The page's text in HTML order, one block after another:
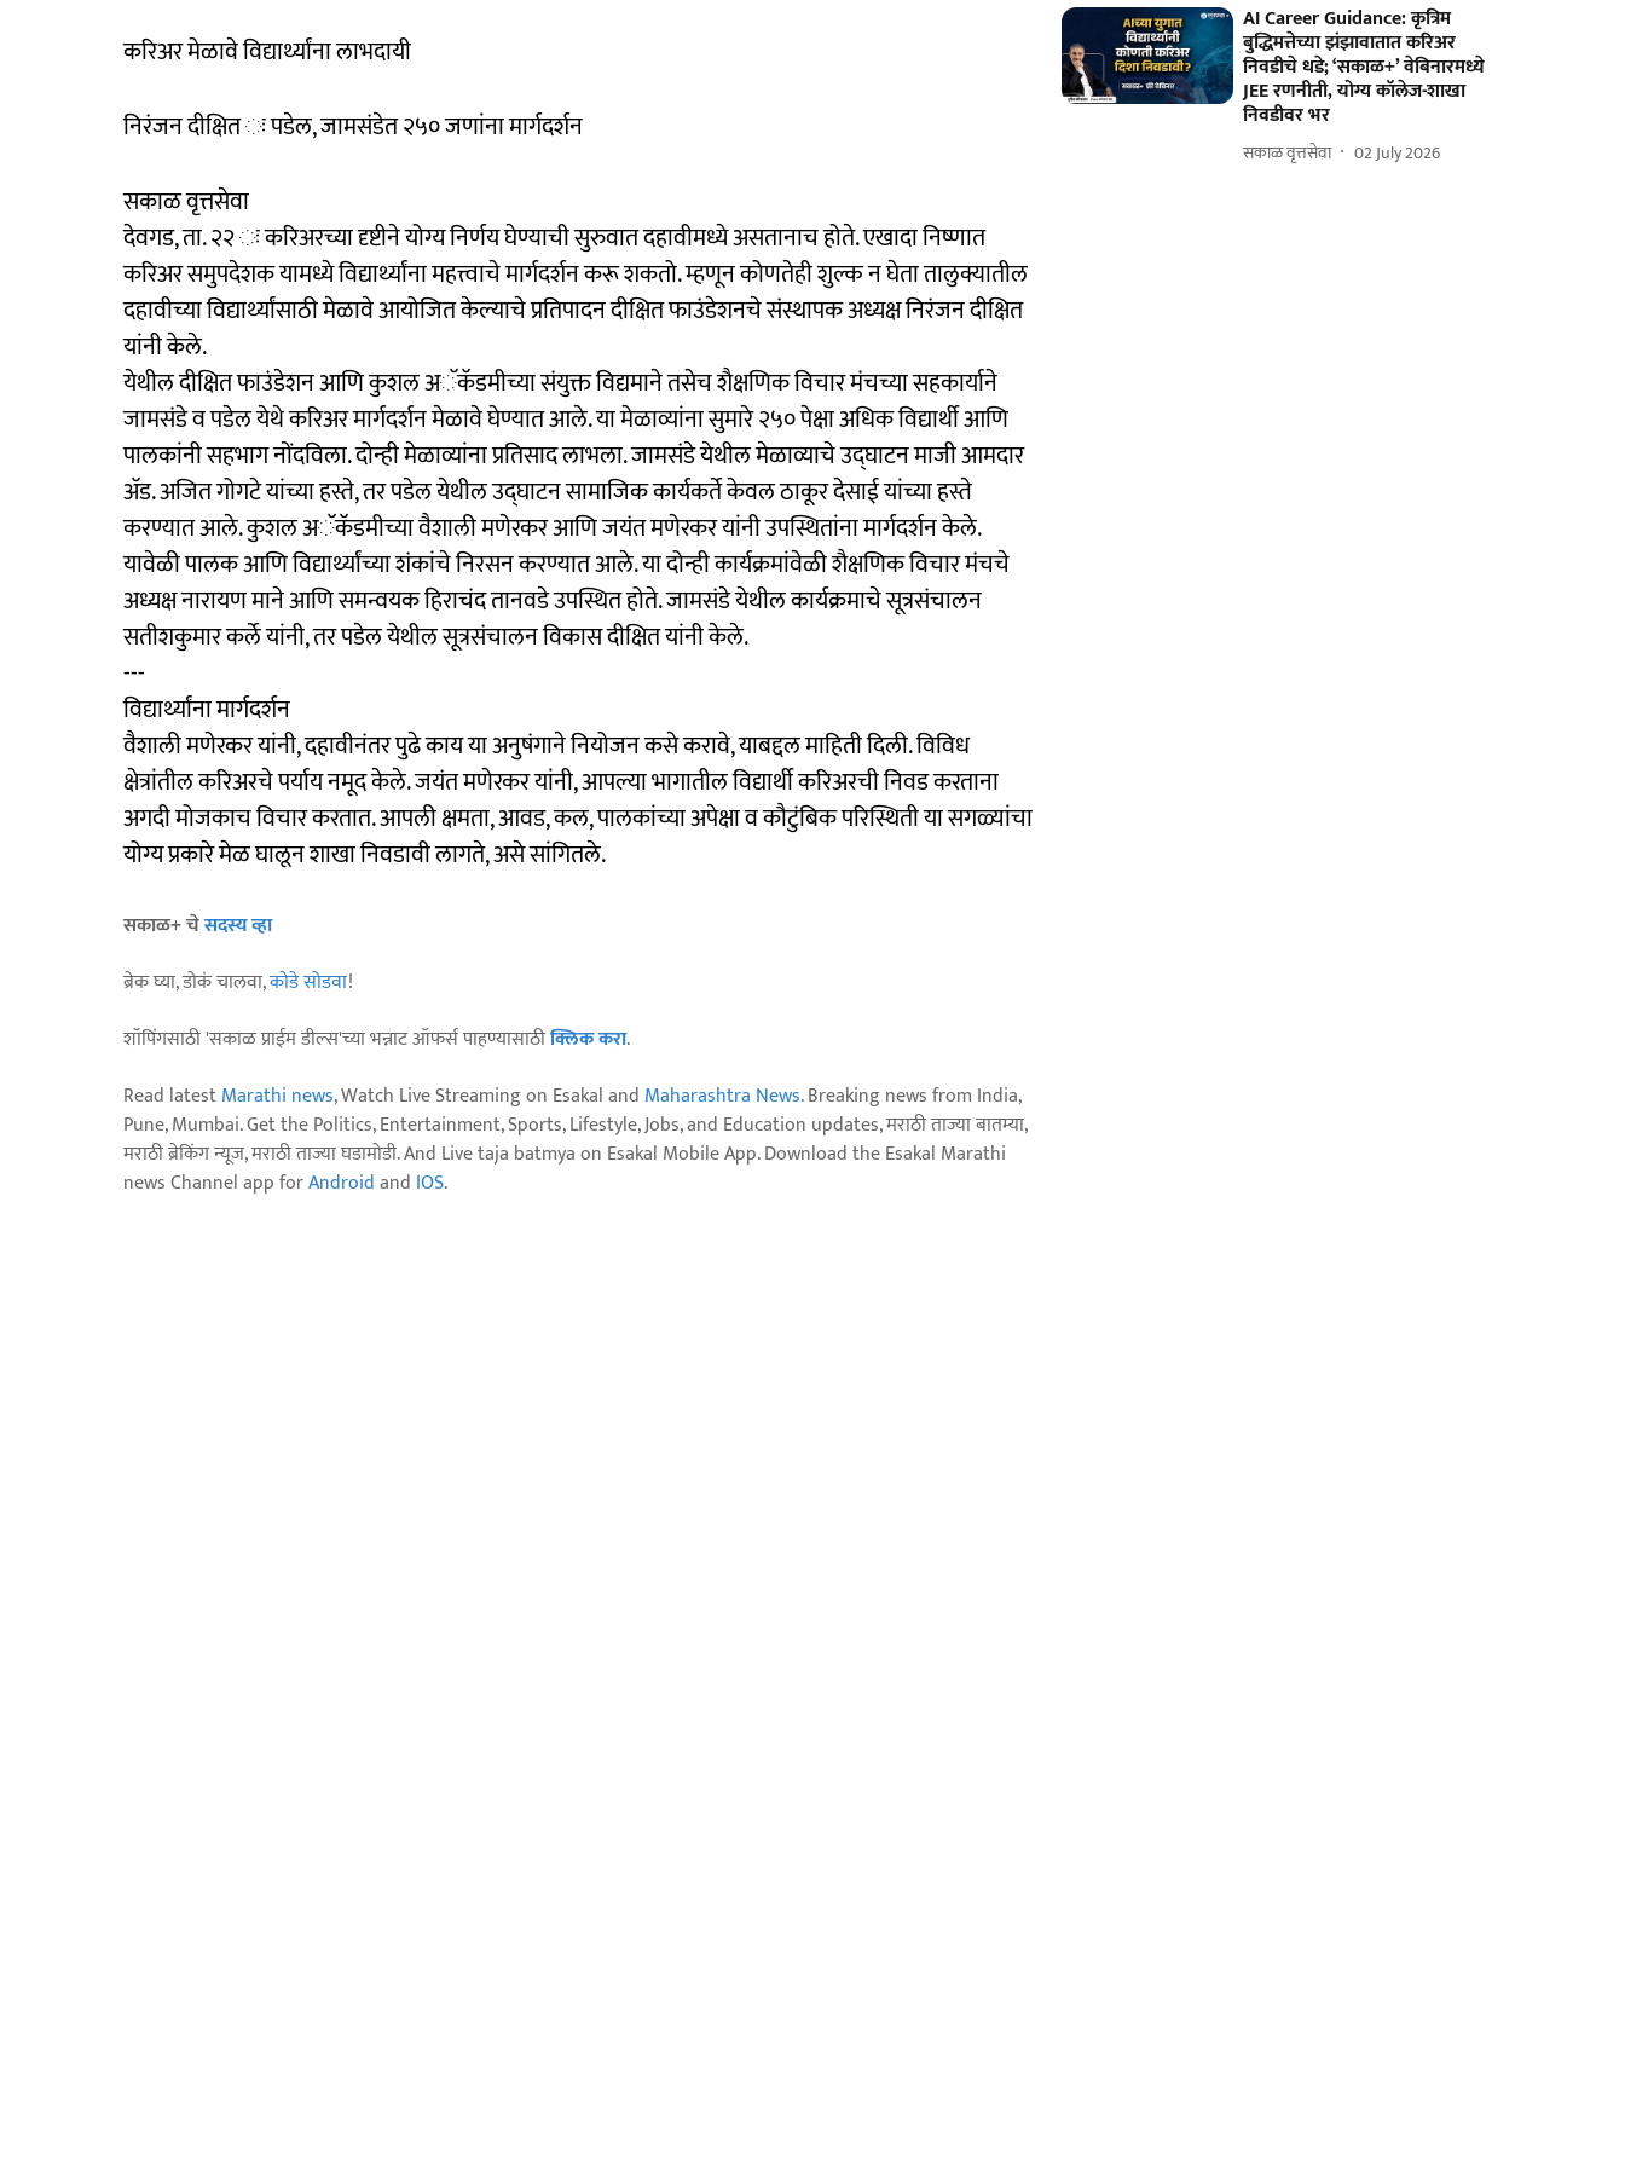
करिअर मेळावे विद्यार्थ्यांना लाभदायी
निरंजन दीक्षित ः पडेल, जामसंडेत २५० जणांना मार्गदर्शन
सकाळ वृत्तसेवा
देवगड, ता. २२ ः करिअरच्या दृष्टीने योग्य निर्णय घेण्याची सुरुवात दहावीमध्ये असतानाच होते. एखादा निष्णात
करिअर समुपदेशक यामध्ये विद्यार्थ्यांना महत्त्वाचे मार्गदर्शन करू शकतो. म्हणून कोणतेही शुल्क न घेता तालुक्यातील
दहावीच्या विद्यार्थ्यांसाठी मेळावे आयोजित केल्याचे प्रतिपादन दीक्षित फाउंडेशनचे संस्थापक अध्यक्ष निरंजन दीक्षित
यांनी केले.
येथील दीक्षित फाउंडेशन आणि कुशल अॅकॅडमीच्या संयुक्त विद्यमाने तसेच शैक्षणिक विचार मंचच्या सहकार्याने
जामसंडे व पडेल येथे करिअर मार्गदर्शन मेळावे घेण्यात आले. या मेळाव्यांना सुमारे २५० पेक्षा अधिक विद्यार्थी आणि
पालकांनी सहभाग नोंदविला. दोन्ही मेळाव्यांना प्रतिसाद लाभला. जामसंडे येथील मेळाव्याचे उद्‍घाटन माजी आमदार
अ‍ॅड. अजित गोगटे यांच्या हस्ते, तर पडेल येथील उद्‍घाटन सामाजिक कार्यकर्ते केवल ठाकूर देसाई यांच्या हस्ते
करण्यात आले. कुशल अॅकॅडमीच्या वैशाली मणेरकर आणि जयंत मणेरकर यांनी उपस्थितांना मार्गदर्शन केले.
यावेळी पालक आणि विद्यार्थ्यांच्या शंकांचे निरसन करण्यात आले. या दोन्ही कार्यक्रमांवेळी शैक्षणिक विचार मंचचे
अध्यक्ष नारायण माने आणि समन्वयक हिराचंद तानवडे उपस्थित होते. जामसंडे येथील कार्यक्रमाचे सूत्रसंचालन
सतीशकुमार कर्ले यांनी, तर पडेल येथील सूत्रसंचालन विकास दीक्षित यांनी केले.
---
विद्यार्थ्यांना मार्गदर्शन
वैशाली मणेरकर यांनी, दहावीनंतर पुढे काय या अनुषंगाने नियोजन कसे करावे, याबद्दल माहिती दिली. विविध
क्षेत्रांतील करिअरचे पर्याय नमूद केले. जयंत मणेरकर यांनी, आपल्या भागातील विद्यार्थी करिअरची निवड करताना
अगदी मोजकाच विचार करतात. आपली क्षमता, आवड, कल, पालकांच्या अपेक्षा व कौटुंबिक परिस्थिती या सगळ्यांचा
योग्य प्रकारे मेळ घालून शाखा निवडावी लागते, असे सांगितले.
सकाळ+ चेसदस्य व्हा
ब्रेक घ्या, डोकं चालवा,कोडे सोडवा!
शॉपिंगसाठी 'सकाळ प्राईम डील्स'च्या भन्नाट ऑफर्स पाहण्यासाठीक्लिक करा.
Read latestMarathi news, Watch Live Streaming on Esakal and Maharashtra News. Breaking news from India,
Pune, Mumbai. Get the Politics, Entertainment, Sports, Lifestyle, Jobs, and Education updates, मराठी ताज्या बातम्या,
मराठी ब्रेकिंग न्यूज, मराठी ताज्या घडामोडी. And Live taja batmya on Esakal Mobile App. Download the Esakal Marathi
news Channel app forAndroidand IOS.
AI Career Guidance: कृत्रिम
बुद्धिमत्तेच्या झंझावातात करिअर
निवडीचे धडे; ‘सकाळ+’ वेबिनारमध्ये
JEE रणनीती, योग्य कॉलेज-शाखा
निवडीवर भर
सकाळ वृत्तसेवा 02 July 2026